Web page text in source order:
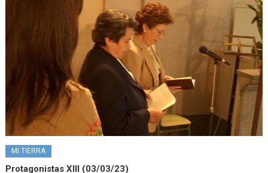
MI TIERRA
Protagonistas XIII (03/03/23)